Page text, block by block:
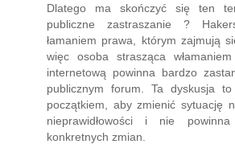
Dlatego ma skończyć się ten
publiczne zastraszanie ?
łamaniem prawa, którym zajmują
więc osoba strasząca
internetową powinna bardzo
publicznym forum. Ta dyskusja
początkiem, aby zmienić sytuację
nieprawidłowości i nie
konkretnych zmian.